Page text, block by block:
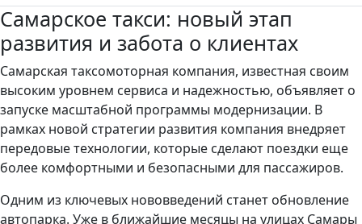
Самарское такси: новый этап
развития и забота о клиентах
Самарская таксомоторная компания, известная своим
высоким уровнем сервиса и надежностью, объявляет о
запуске масштабной программы модернизации. В
рамках новой стратегии развития компания внедряет
передовые технологии, которые сделают поездки еще
более комфортными и безопасными для пассажиров.
Одним из ключевых нововведений станет обновление
автопарка. Уже в ближайшие месяцы на улицах Самары